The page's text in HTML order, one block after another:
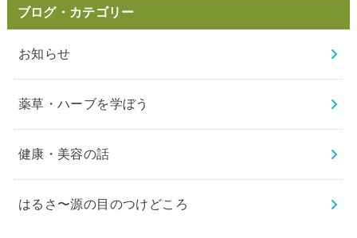
ブログ・カテゴリー
お知らせ
薬草・ハーブを学ぼう
健康・美容の話
はるさ〜源の目のつけどころ